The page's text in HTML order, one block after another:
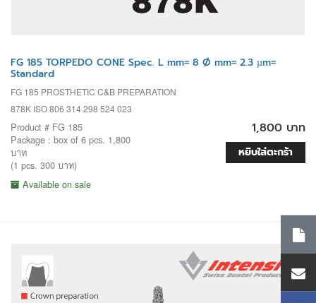
FG 185 TORPEDO CONE Spec. L mm= 8 Ø mm= 2.3 µm=
Standard
FG 185 PROSTHETIC C&B PREPARATION
878K ISO 806 314 298 524 023
Product # FG 185
Package : box of 6 pcs. 1,800
บาท
(1 pcs. 300 บาท)
Available on sale
1,800 บาท
หยิบใส่ตะกร้า